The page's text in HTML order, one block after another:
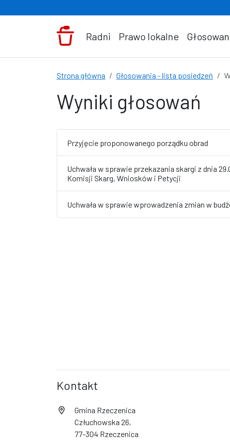
Radni Prawo lokalne
Strona główna Głosowania - lista posiedzeń
Wyniki głosowań
Przyjęcie proponowanego porządku obrad
Uchwała w sprawie przekazania skargi z dnia
Komisji Skarg, Wniosków i Petycji
Uchwała w sprawie wprowadzenia zmian w
Kontakt
Gmina Rzeczenica
Człuchowska 26,
77-304 Rzeczenica